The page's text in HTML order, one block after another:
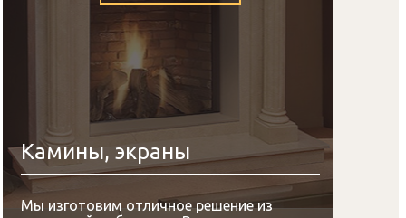
Камины, экраны
Мы изготовим отличное решение из